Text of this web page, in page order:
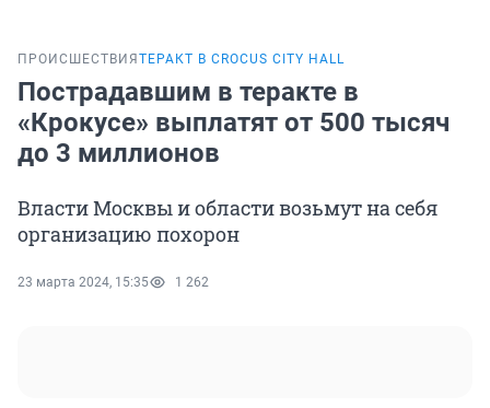
ПРОИСШЕСТВИЯ ТЕРАКТ В CROCUS CITY HALL
Пострадавшим в теракте в
«Крокусе» выплатят от 500 тысяч
до 3 миллионов
Власти Москвы и области возьмут на себя
организацию похорон
23 марта 2024, 15:35 1 262